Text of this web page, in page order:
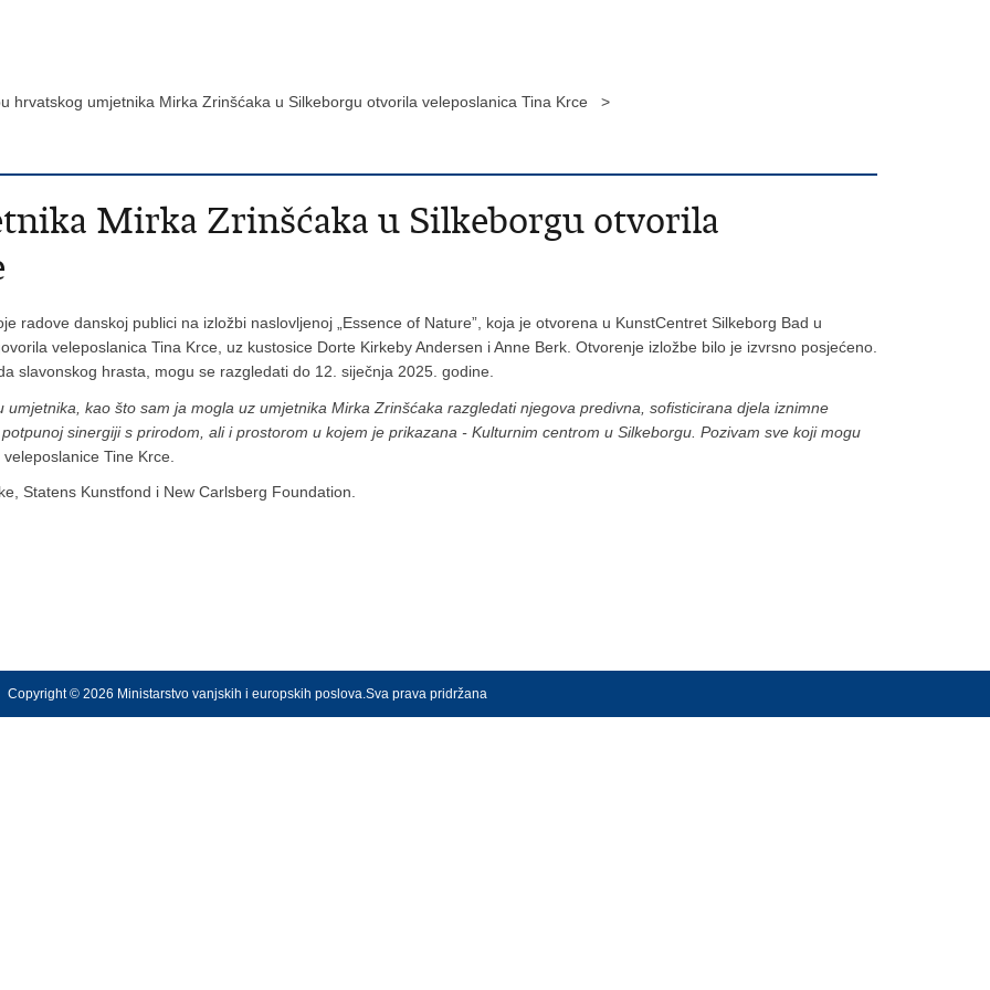
hrvatskog umjetnika Mirka Zrinšćaka u Silkeborgu otvorila veleposlanica Tina Krce >
Mirka Zrinšćaka u Silkeborgu otvorila
radove danskoj publici na izložbi naslovljenoj „Essence of Nature”, koja je otvorena u KunstCentret Silkeborg Bad u
veleposlanica Tina Krce, uz kustosice Dorte Kirkeby Andersen i Anne Berk. Otvorenje izložbe bilo je izvrsno posjećeno.
slavonskog hrasta, mogu se razgledati do 12. siječnja 2025. godine.
umjetnika, kao što sam ja mogla uz umjetnika Mirka Zrinšćaka razgledati njegova predivna, sofisticirana djela iznimne
sinergiji s prirodom, ali i prostorom u kojem je prikazana - Kulturnim centrom u Silkeborgu. Pozivam sve koji mogu
veleposlanice Tine Krce.
Statens Kunstfond i New Carlsberg Foundation.
Copyright © 2026 Ministarstvo vanjskih i europskih poslova.Sva prava pridržana